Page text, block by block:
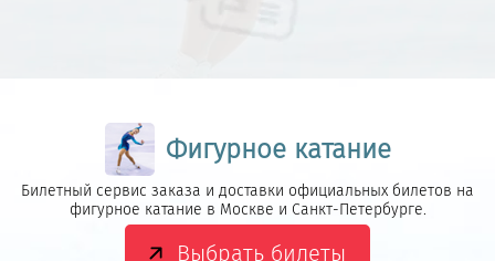
Фигурное катание
Билетный сервис заказа и доставки официальных билетов на
фигурное катание в Москве и Санкт-Петербурге.
Выбрать билеты